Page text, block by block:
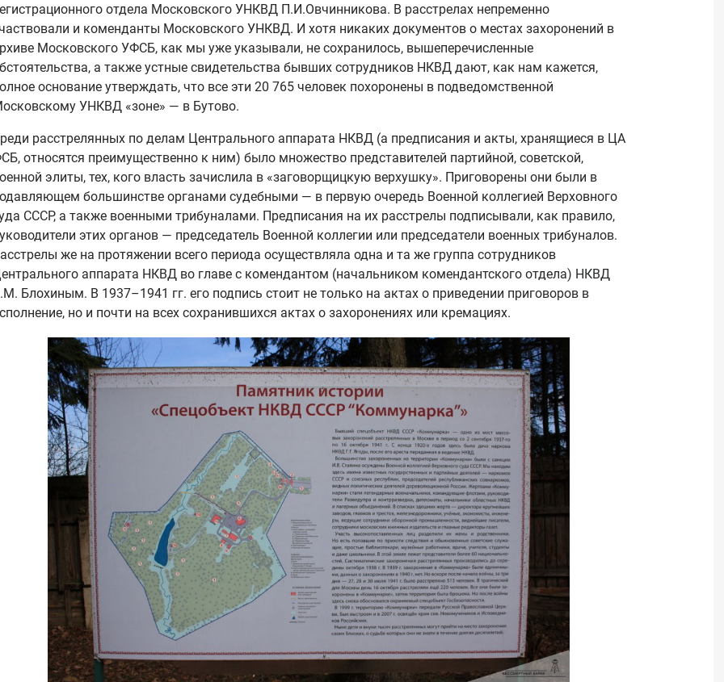
отдела Московского УНКВД П.И.Овчинникова. В расстрелах непременно
и коменданты Московского УНКВД. И хотя никаких документов о местах захоронений в
Московского УФСБ, как мы уже указывали, не сохранилось, вышеперечисленные
а также устные свидетельства бывших сотрудников НКВД дают, как нам кажется,
основание утверждать, что все эти 20 765 человек похоронены в подведомственной
УНКВД «зоне» — в Бутово.
расстрелянных по делам Центрального аппарата НКВД (а предписания и акты, хранящиеся в ЦА
относятся преимущественно к ним) было множество представителей партийной, советской,
элиты, тех, кого власть зачислила в «заговорщицкую верхушку». Приговорены они были в
большинстве органами судебными — в первую очередь Военной коллегией Верховного
СССР, а также военными трибуналами. Предписания на их расстрелы подписывали, как правило,
этих органов — председатель Военной коллегии или председатели военных трибуналов.
же на протяжении всего периода осуществляла одна и та же группа сотрудников
аппарата НКВД во главе с комендантом (начальником комендантского отдела) НКВД
Блохиным. В 1937–1941 гг. его подпись стоит не только на актах о приведении приговоров в
но и почти на всех сохранившихся актах о захоронениях или кремациях.